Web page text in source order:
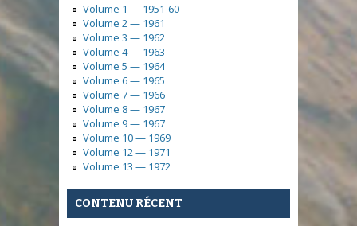
Volume 1 — 1951-60
Volume 2 — 1961
Volume 3 — 1962
Volume 4 — 1963
Volume 5 — 1964
Volume 6 — 1965
Volume 7 — 1966
Volume 8 — 1967
Volume 9 — 1967
Volume 10 — 1969
Volume 12 — 1971
Volume 13 — 1972
CONTENU RÉCENT